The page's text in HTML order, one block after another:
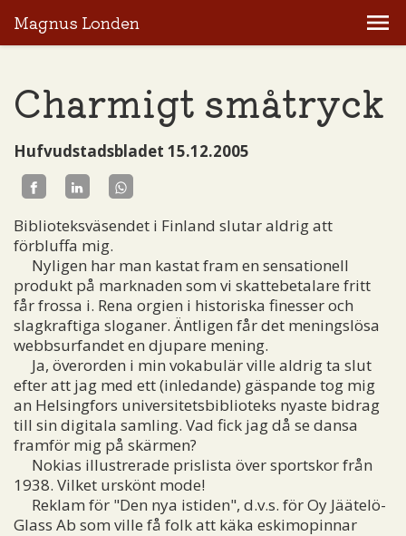
Magnus Londen
Charmigt småtryck
Hufvudstadsbladet 15.12.2005
Biblioteksväsendet i Finland slutar aldrig att
förbluffa mig.
Nyligen har man kastat fram en sensationell
produkt på marknaden som vi skattebetalare fritt
får frossa i. Rena orgien i historiska finesser och
slagkraftiga sloganer. Äntligen får det meningslösa
webbsurfandet en djupare mening.
Ja, överorden i min vokabulär ville aldrig ta slut
efter att jag med ett (inledande) gäspande tog mig
an Helsingfors universitetsbiblioteks nyaste bidrag
till sin digitala samling. Vad fick jag då se dansa
framför mig på skärmen?
Nokias illustrerade prislista över sportskor från
1938. Vilket urskönt mode!
Reklam för "Den nya istiden", d.v.s. för Oy Jäätelö-
Glass Ab som ville få folk att käka eskimopinnar